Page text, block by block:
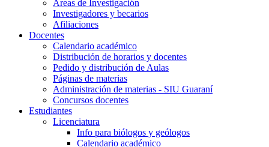
Áreas de Investigación
Investigadores y becarios
Afiliaciones
Docentes
Calendario académico
Distribución de horarios y docentes
Pedido y distribución de Aulas
Páginas de materias
Administración de materias - SIU Guaraní
Concursos docentes
Estudiantes
Licenciatura
Info para biólogos y geólogos
Calendario académico